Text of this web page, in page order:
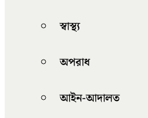
স্বাস্থ্য
অপরাধ
আইন-আদালত